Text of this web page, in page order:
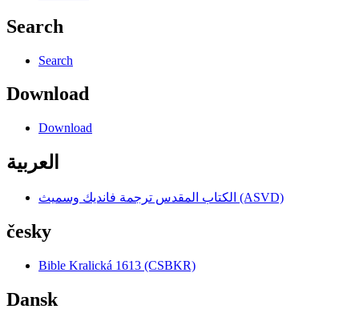
Search
Search
Download
Download
العربية
الكتاب المقدس ترجمة فانديك وسميث (ASVD)
česky
Bible Kralická 1613 (CSBKR)
Dansk